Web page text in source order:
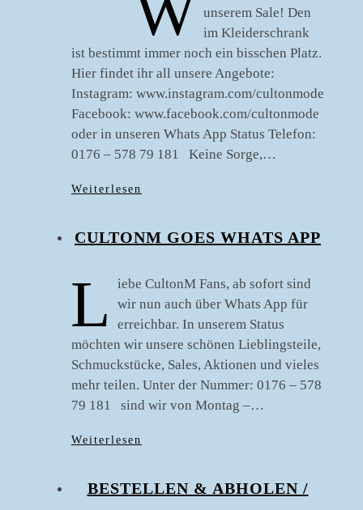
unserem Sale! Den
im Kleiderschrank
ist bestimmt immer noch ein bisschen Platz.
Hier findet ihr all unsere Angebote:
Instagram: www.instagram.com/cultonmode
Facebook: www.facebook.com/cultonmode
oder in unseren Whats App Status Telefon:
0176 – 578 79 181 Keine Sorge,…
Weiterlesen
CULTONM GOES WHATS APP
L
iebe CultonM Fans, ab sofort sind
wir nun auch über Whats App für
erreichbar. In unserem Status
möchten wir unsere schönen Lieblingsteile,
Schmuckstücke, Sales, Aktionen und vieles
mehr teilen. Unter der Nummer: 0176 – 578
79 181 sind wir von Montag –…
Weiterlesen
BESTELLEN & ABHOLEN /